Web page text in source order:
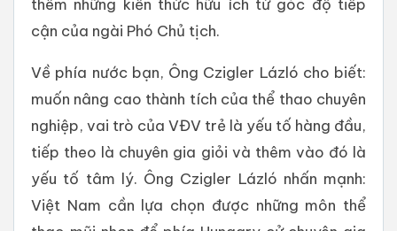
thêm những kiến thức hữu ích từ góc độ tiếp
cận của ngài Phó Chủ tịch.
Về phía nước bạn, Ông Czigler Lázló cho biết:
muốn nâng cao thành tích của thể thao chuyên
nghiệp, vai trò của VĐV trẻ là yếu tố hàng đầu,
tiếp theo là chuyên gia giỏi và thêm vào đó là
yếu tố tâm lý. Ông Czigler Lázló nhấn mạnh:
Việt Nam cần lựa chọn được những môn thể